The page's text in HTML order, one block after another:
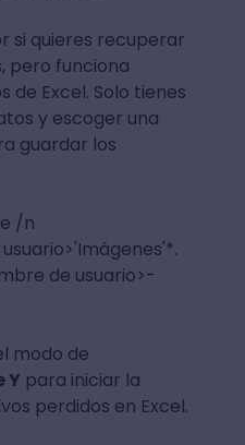
si quieres recuperar
pero funciona
Excel. Solo tienes
y escoger una
guardar los
/n
de usuario>-
modo de
Y para iniciar la
perdidos en Excel.